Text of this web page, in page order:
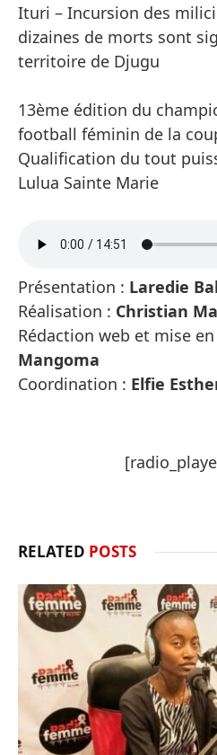
Ituri – Incursion des
dizaines de morts sont
territoire de Djugu
13ème édition du
football féminin de la
Qualification du tout
Lulua Sainte Marie
Présentation : Laredie
Réalisation : Christian
Rédaction web et mise
Mangoma
Coordination : Elfie
RELATED POSTS